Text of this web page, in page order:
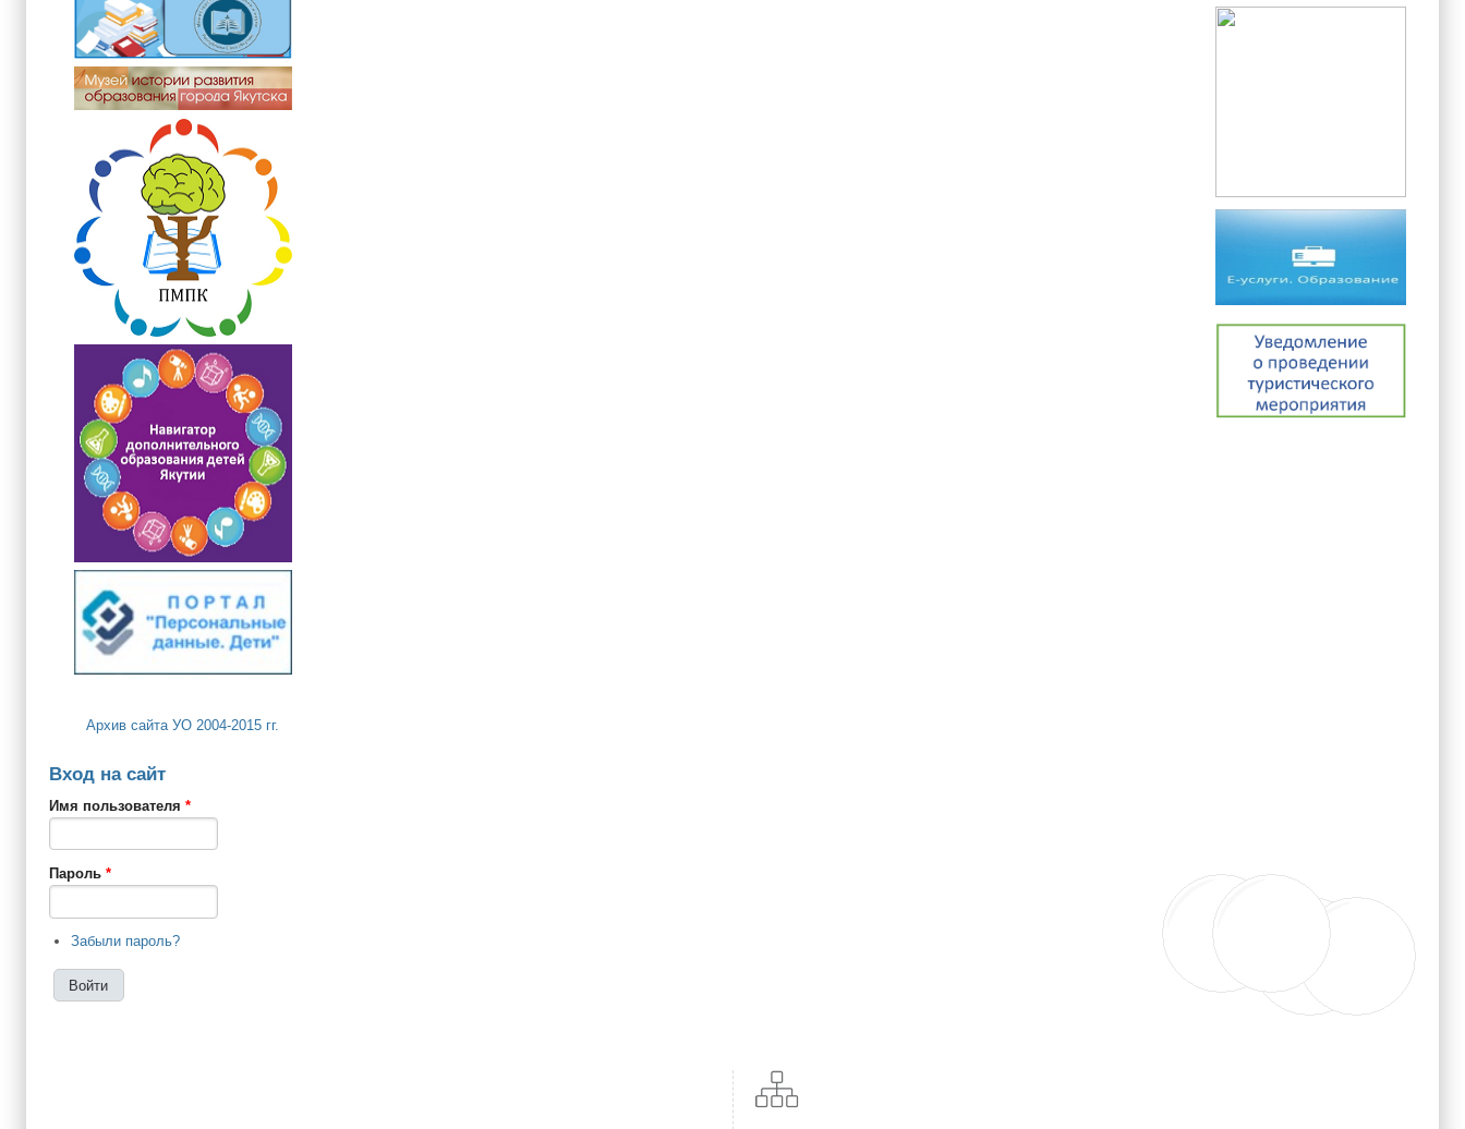
Архив сайта УО 2004-2015 гг.
Вход на сайт
Имя пользователя *
Пароль *
Забыли пароль?